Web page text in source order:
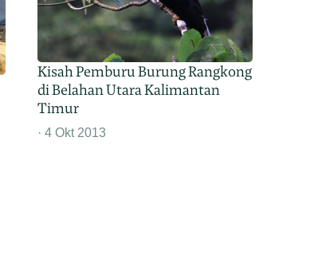
Kisah Pemburu Burung Rangkong
di Belahan Utara Kalimantan
Timur
4 Okt 2013